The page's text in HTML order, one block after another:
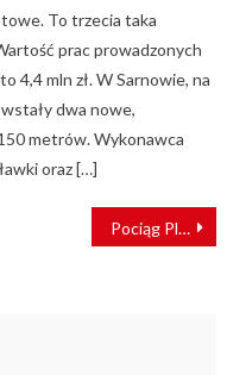
To trzecia taka
prac prowadzonych
4,4 mln zł. W Sarnowie, na
dwa nowe,
metrów. Wykonawca
oraz […]
Pociąg Plus wyjechał na tor doświadczalny IK w Żmigrodzie [ZDJĘCIA]